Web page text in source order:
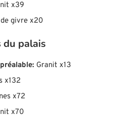
x39
givre x20
du palais
Granit x13
x132
x72
x70